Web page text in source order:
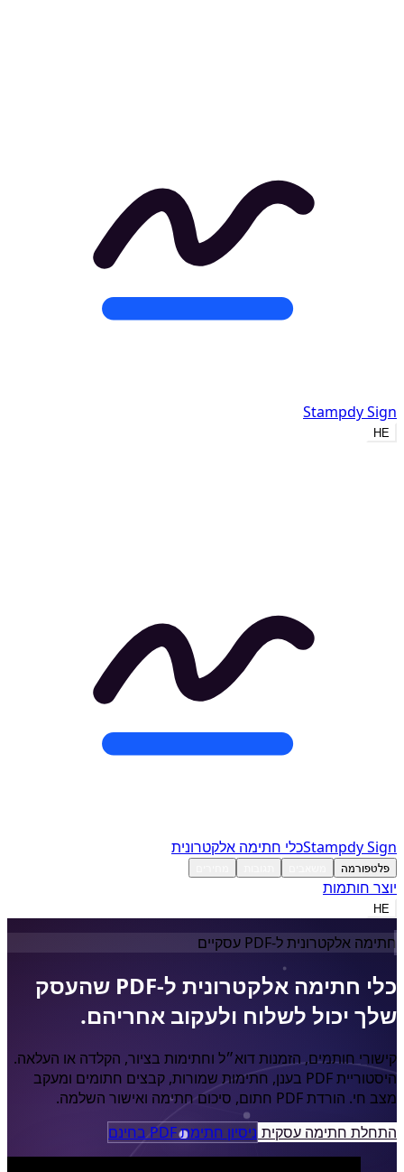
Stampdy Sign
HE
Stampdy Signכלי חתימה אלקטרונית
פלטפורמה
יוצר חותמות
HE
חתימה אלקטרונית ל-PDF עסקיים
כלי חתימה אלקטרונית ל-PDF
שהעסק
שלך יכול לשלוח ולעקוב אחריהם.
קישורי חותמים, הזמנות דוא״ל וחתימות בציור, הקלדה או העלאה.
היסטוריית PDF בענן, חתימות שמורות, קבצים חתומים ומעקב
מצב חי. הורדת PDF חתום, סיכום חתימה ואישור השלמה.
התחלת חתימה עסקית ניסיון חתימת PDF בחינם